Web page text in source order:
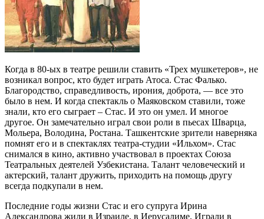
Когда в 80-ых в театре решили ставить «Трех мушкетеров», не
возникал вопрос, кто будет играть Атоса. Стас Фалько.
Благородство, справедливость, ирония, доброта, — все это
было в нем. И когда спектакль о Маяковском ставили, тоже
знали, кто его сыграет – Стас. И это он умел. И многое
другое. Он замечательно играл свои роли в пьесах Шварца,
Мольера, Володина, Ростана. Ташкентские зрители наверняка
помнят его и в спектаклях театра-студии «Ильхом». Стас
снимался в кино, активно участвовал в проектах Союза
Театральных деятелей Узбекистана. Талант человеческий и
актерский, талант дружить, приходить на помощь другу
всегда подкупали в нем.
Последние годы жизни Стас и его супруга Ирина
Александрова жили в Израиле, в Иерусалиме. Играли в